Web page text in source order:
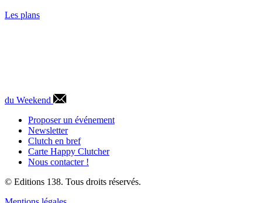
Les plans
du Weekend
Proposer un événement
Newsletter
Clutch en bref
Carte Happy Clutcher
Nous contacter !
© Editions 138. Tous droits réservés.